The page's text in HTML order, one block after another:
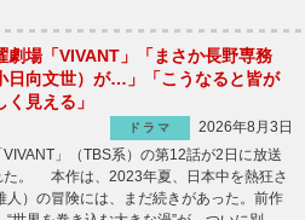
劇場「VIVANT」「まさか長野専務
日向文世）が…」「こうなると皆が
く見える」
ドラマ
2026年8月3日
」（TBS系）の第12話が2日に放送
た。 本作は、2023年夏、日本中を熱狂さ
）の冒険には、まだ続きがあった。前作